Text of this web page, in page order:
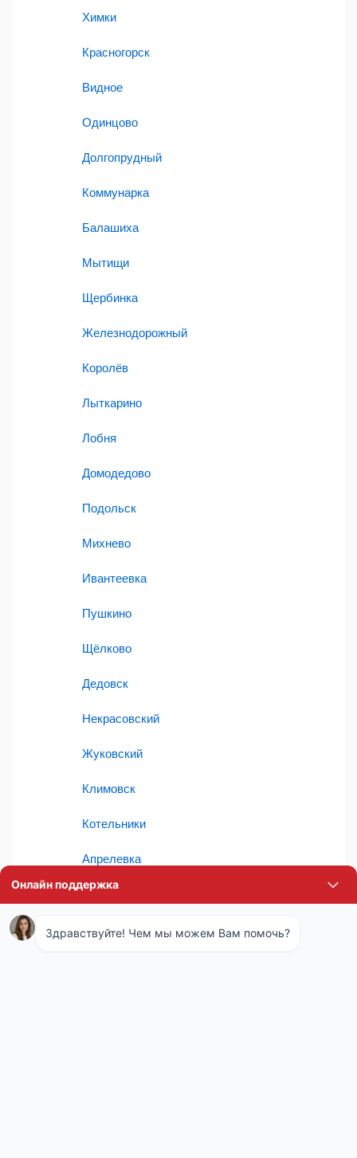
Химки
Красногорск
Видное
Одинцово
Долгопрудный
Коммунарка
Балашиха
Мытищи
Щербинка
Железнодорожный
Королёв
Лыткарино
Лобня
Домодедово
Подольск
Михнево
Ивантеевка
Пушкино
Щёлково
Дедовск
Некрасовский
Жуковский
Климовск
Котельники
Апрелевка
Электроугли
Дзержинский